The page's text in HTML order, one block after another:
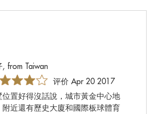
, from Taiwan
评价 Apr 20 2017
位置好得沒話說，城市黃金中心地
附近還有歷史大廈和國際板球體育